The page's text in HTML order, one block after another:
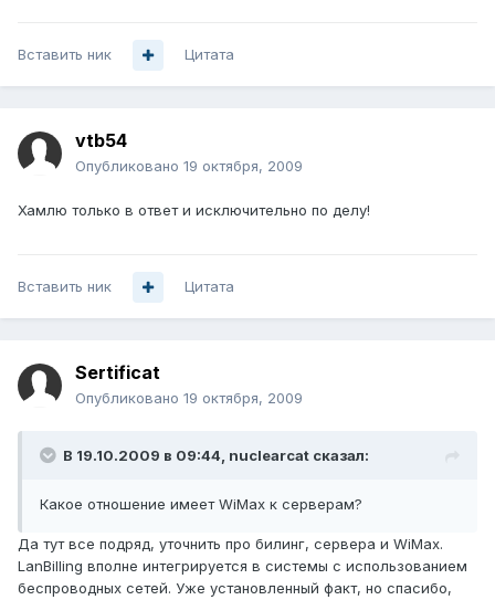
Вставить ник Цитата
vtb54
Опубликовано 19 октября, 2009
Хамлю только в ответ и исключительно по делу!
Вставить ник Цитата
Sertificat
Опубликовано 19 октября, 2009
В 19.10.2009 в 09:44, nuclearcat сказал:
Какое отношение имеет WiMax к серверам?
Да тут все подряд, уточнить про билинг, сервера и WiMax.
LanBilling вполне интегрируется в системы с использованием
беспроводных сетей. Уже установленный факт, но спасибо,